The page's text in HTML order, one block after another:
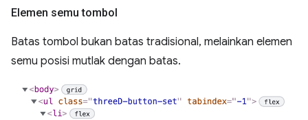
Elemen semu tombol
Batas tombol bukan batas tradisional, melainkan elemen
semu posisi mutlak dengan batas.